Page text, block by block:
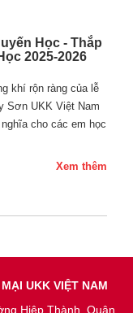
Học - Thắp
2025-2026
khí rộn ràng của lễ
Sơn UKK Việt Nam
cho các em học
Xem thêm
UKK VIỆT NAM
Hiệp Thành, Quận